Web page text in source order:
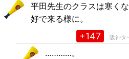
平田先生のクラスは寒く
好で来る様に。
+147 阪神タ
…………。